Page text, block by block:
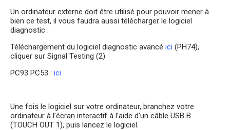
Un ordinateur externe doit être utilisé pour pouvoir mener à
bien ce test, il vous faudra aussi télécharger le logiciel
diagnostic :
Téléchargement du logiciel diagnostic avancé ici (PH74),
cliquer sur Signal Testing (2)
PC93 PC53 : ici
Une fois le logiciel sur votre ordinateur, branchez votre
ordinateur à l’écran interactif à l’aide d’un câble USB B
(TOUCH OUT 1), puis lancez le logiciel.